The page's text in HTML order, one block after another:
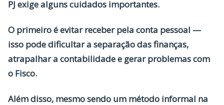
PJ exige algunscuidados importantes.
O primeiro é evitar receber pela conta pessoal —
isso pode dificultar a separação das finanças,
atrapalhar a contabilidade e gerar problemas com
o Fisco.
Além disso, mesmo sendo um método informal na